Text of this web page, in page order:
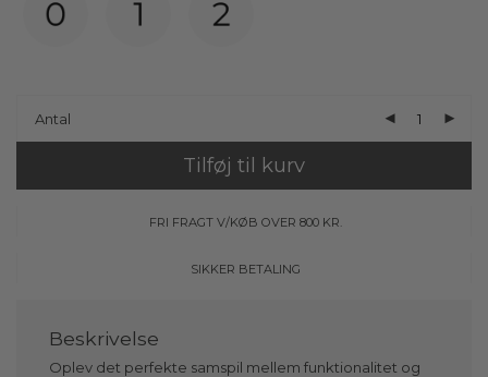
Antal
Tilføj til kurv
FRI FRAGT V/KØB OVER 800 KR.
SIKKER BETALING
Oplev det perfekte samspil mellem funktionalitet og